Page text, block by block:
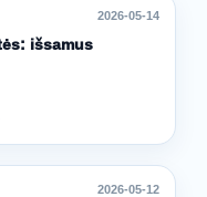
2026-05-14
išsamus
2026-05-12